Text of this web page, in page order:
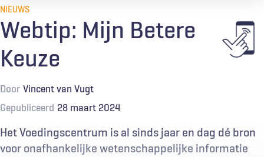
NIEUWS
Webtip: Mijn Betere
Keuze
Door Vincent van Vugt
Gepubliceerd 28 maart 2024
Het Voedingscentrum is al sinds jaar en dag dé bron
voor onafhankelijke wetenschappelijke informatie